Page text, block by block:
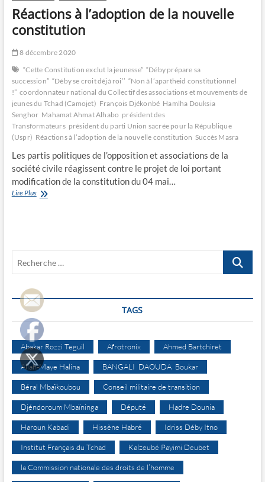
Réactions à l’adoption de la nouvelle
constitution
8 décembre 2020
“Cette Constitution exclut la jeunesse” “Déby prépare sa
succession” “Déby se croit déjà roi’’ “Non à l’apartheid constitutionnel
!” coordonnateur national du Collectif des associations et mouvements de
jeunes du Tchad (Camojet) François Djékonbé Hamlha Douksia
Senghor Mahamat Ahmat Alhabo président des
Transformateurs président du parti Union sacrée pour la République
(Uspr) Réactions à l’adoption de la nouvelle constitution Succès Masra
Les partis politiques de l’opposition et associations de la
société civile réagissent contre le projet de loi portant
modification de la constitution du 04 mai…
Lire PlusRéactions
Recherche
TAGS
Abakar Rozzi Teguil Afrotronix Ahmed Bartchiret
Allah-Maye Halina BANGALI DAOUDA Boukar
Béral Mbaïkoubou Conseil militaire de transition
Djéndoroum Mbaïninga Député Hadre Dounia
Haroun Kabadi Hissène Habré Idriss Déby Itno
Institut Français du Tchad Kalzeubé Payimi Deubet
la Commission nationale des droits de l’homme